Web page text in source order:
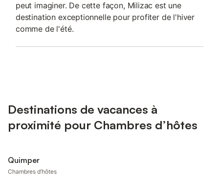
peut imaginer. De cette façon, Milizac est une
destination exceptionnelle pour profiter de l'hiver
comme de l'été.
Destinations de vacances à
proximité pour Chambres d’hôtes
Quimper
Chambres d’hôtes